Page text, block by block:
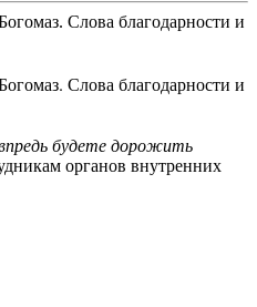
Слова благодарности и
Слова благодарности и
будете дорожить
органов внутренних